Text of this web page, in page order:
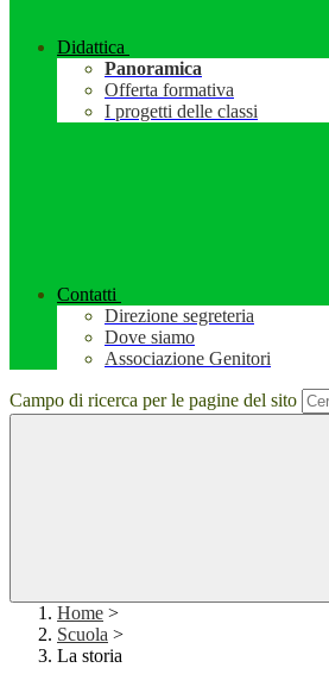
Didattica
Panoramica
Offerta formativa
I progetti delle classi
Contatti
Direzione segreteria
Dove siamo
Associazione Genitori
Campo di ricerca per le pagine del sito
Home >
Scuola >
La storia